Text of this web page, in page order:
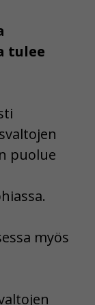
tulee
puolue
myös